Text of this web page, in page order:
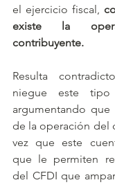
el ejercicio fiscal,
existe la
contribuyente.
Resulta
niegue este tipo
argumentando
de la operación del
vez que este
que le permiten
del CFDI que